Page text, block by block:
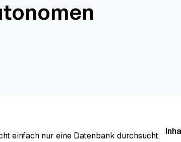
einfach nur eine Datenbank durchsucht,